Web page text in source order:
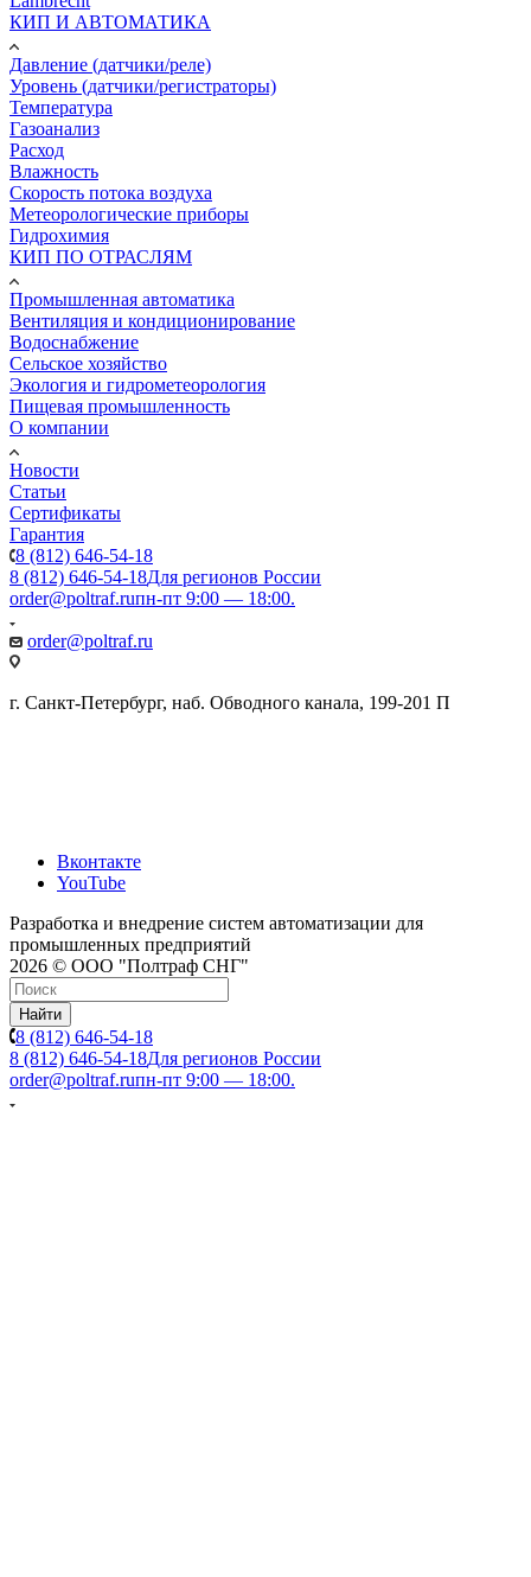
КИП И АВТОМАТИКА
Давление (датчики/реле)
Уровень (датчики/регистраторы)
Температура
Газоанализ
Расход
Влажность
Скорость потока воздуха
Метеорологические приборы
Гидрохимия
КИП ПО ОТРАСЛЯМ
Промышленная автоматика
Вентиляция и кондиционирование
Водоснабжение
Сельское хозяйство
Экология и гидрометеорология
Пищевая промышленность
О компании
Новости
Статьи
Сертификаты
Гарантия
8 (812) 646-54-18
8 (812) 646-54-18Для регионов России
order@poltraf.ruпн-пт 9:00 — 18:00.
order@poltraf.ru
г. Санкт-Петербург, наб. Обводного канала, 199-201 П
Вконтакте
YouTube
Разработка и внедрение систем автоматизации для
промышленных предприятий
2026 © ООО "Полтраф СНГ"
Найти
8 (812) 646-54-18
8 (812) 646-54-18Для регионов России
order@poltraf.ruпн-пт 9:00 — 18:00.